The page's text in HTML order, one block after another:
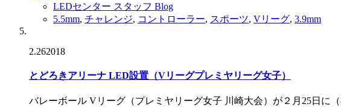
LEDセンター スタッフ Blog
5.5mm, チャレンジ, コントローラー, スポーツ, Vリーグ, 3.9mm
2.262018
とどろきアリーナ LED設置（Vリーグプレミヤリーグ女子）
バレーボール Vリーグ（プレミヤリーグ女子 川崎大会）が２月25日に